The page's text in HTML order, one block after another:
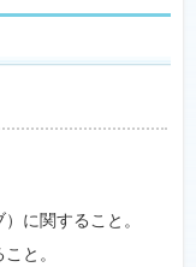
に関すること。
と。